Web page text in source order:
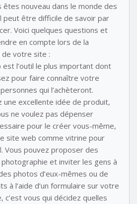
êtes nouveau dans le monde des
peut être difficile de savoir par
Voici quelques questions et
en compte lors de la
de votre site :
est l’outil le plus important dont
pour faire connaître votre
qui l’achèteront.
une excellente idée de produit,
ne voulez pas dépenser
pour le créer vous-même,
site web comme vitrine pour
Vous pouvez proposer des
et inviter les gens à
photos d’eux-mêmes ou de
à l’aide d’un formulaire sur votre
c’est vous qui décidez quelles